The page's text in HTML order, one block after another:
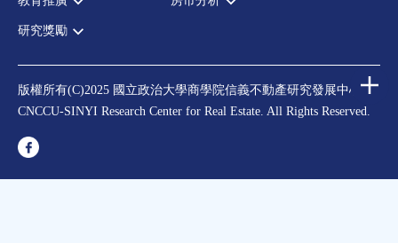
設置辦法
指導委員
中心成員
聯絡我們
法律新訊
全部活動
理財規劃講座
不動產學程支援
研究獎勵
住宅學會論文獎支援
都市計劃學會論文獎支援
版權所有(C)2025 國立政治大學商學院信義不動產研究發展中心
CNCCU-SINYI Research Center for Real Estate. All Rights Reserved.